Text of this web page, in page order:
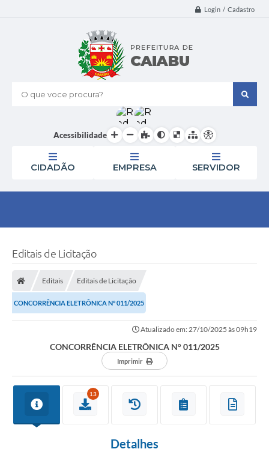
Login / Cadastro
O que voce procura?
Acessibilidade
CIDADÃO EMPRESA SERVIDOR
Editais de Licitação
Editais Editais de Licitação
CONCORRÊNCIA ELETRÔNICA N° 011/2025
Atualizado em: 27/10/2025 às 09h19
CONCORRÊNCIA ELETRÔNICA N° 011/2025
Imprimir
13
Detalhes